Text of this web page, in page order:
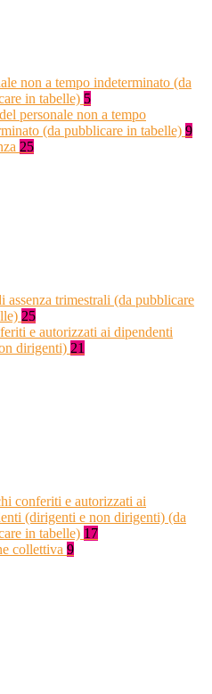
non a tempo indeterminato (da
in tabelle) 5
personale non a tempo
(da pubblicare in tabelle) 9
25
assenza trimestrali (da pubblicare
25
e autorizzati ai dipendenti
dirigenti) 21
conferiti e autorizzati ai
(dirigenti e non dirigenti) (da
in tabelle) 17
collettiva 9